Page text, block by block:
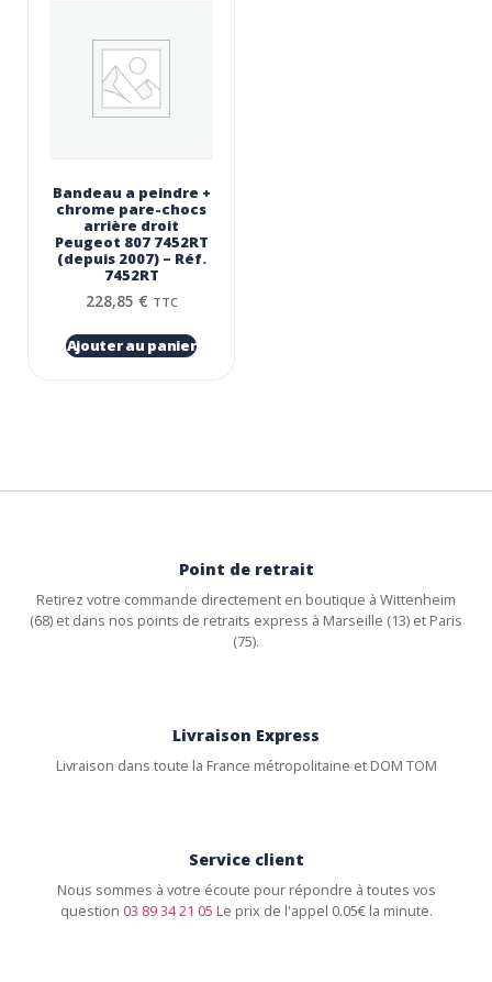
Bandeau a peindre +
chrome pare-chocs
arrière droit
Peugeot 807 7452RT
(depuis 2007) – Réf.
7452RT
228,85 € TTC
Ajouter au panier
Point de retrait
Retirez votre commande directement en boutique à Wittenheim
(68) et dans nos points de retraits express à Marseille (13) et Paris
(75).
Livraison Express
Livraison dans toute la France métropolitaine et DOM TOM
Service client
Nous sommes à votre écoute pour répondre à toutes vos
question 03 89 34 21 05 Le prix de l'appel 0.05€ la minute.